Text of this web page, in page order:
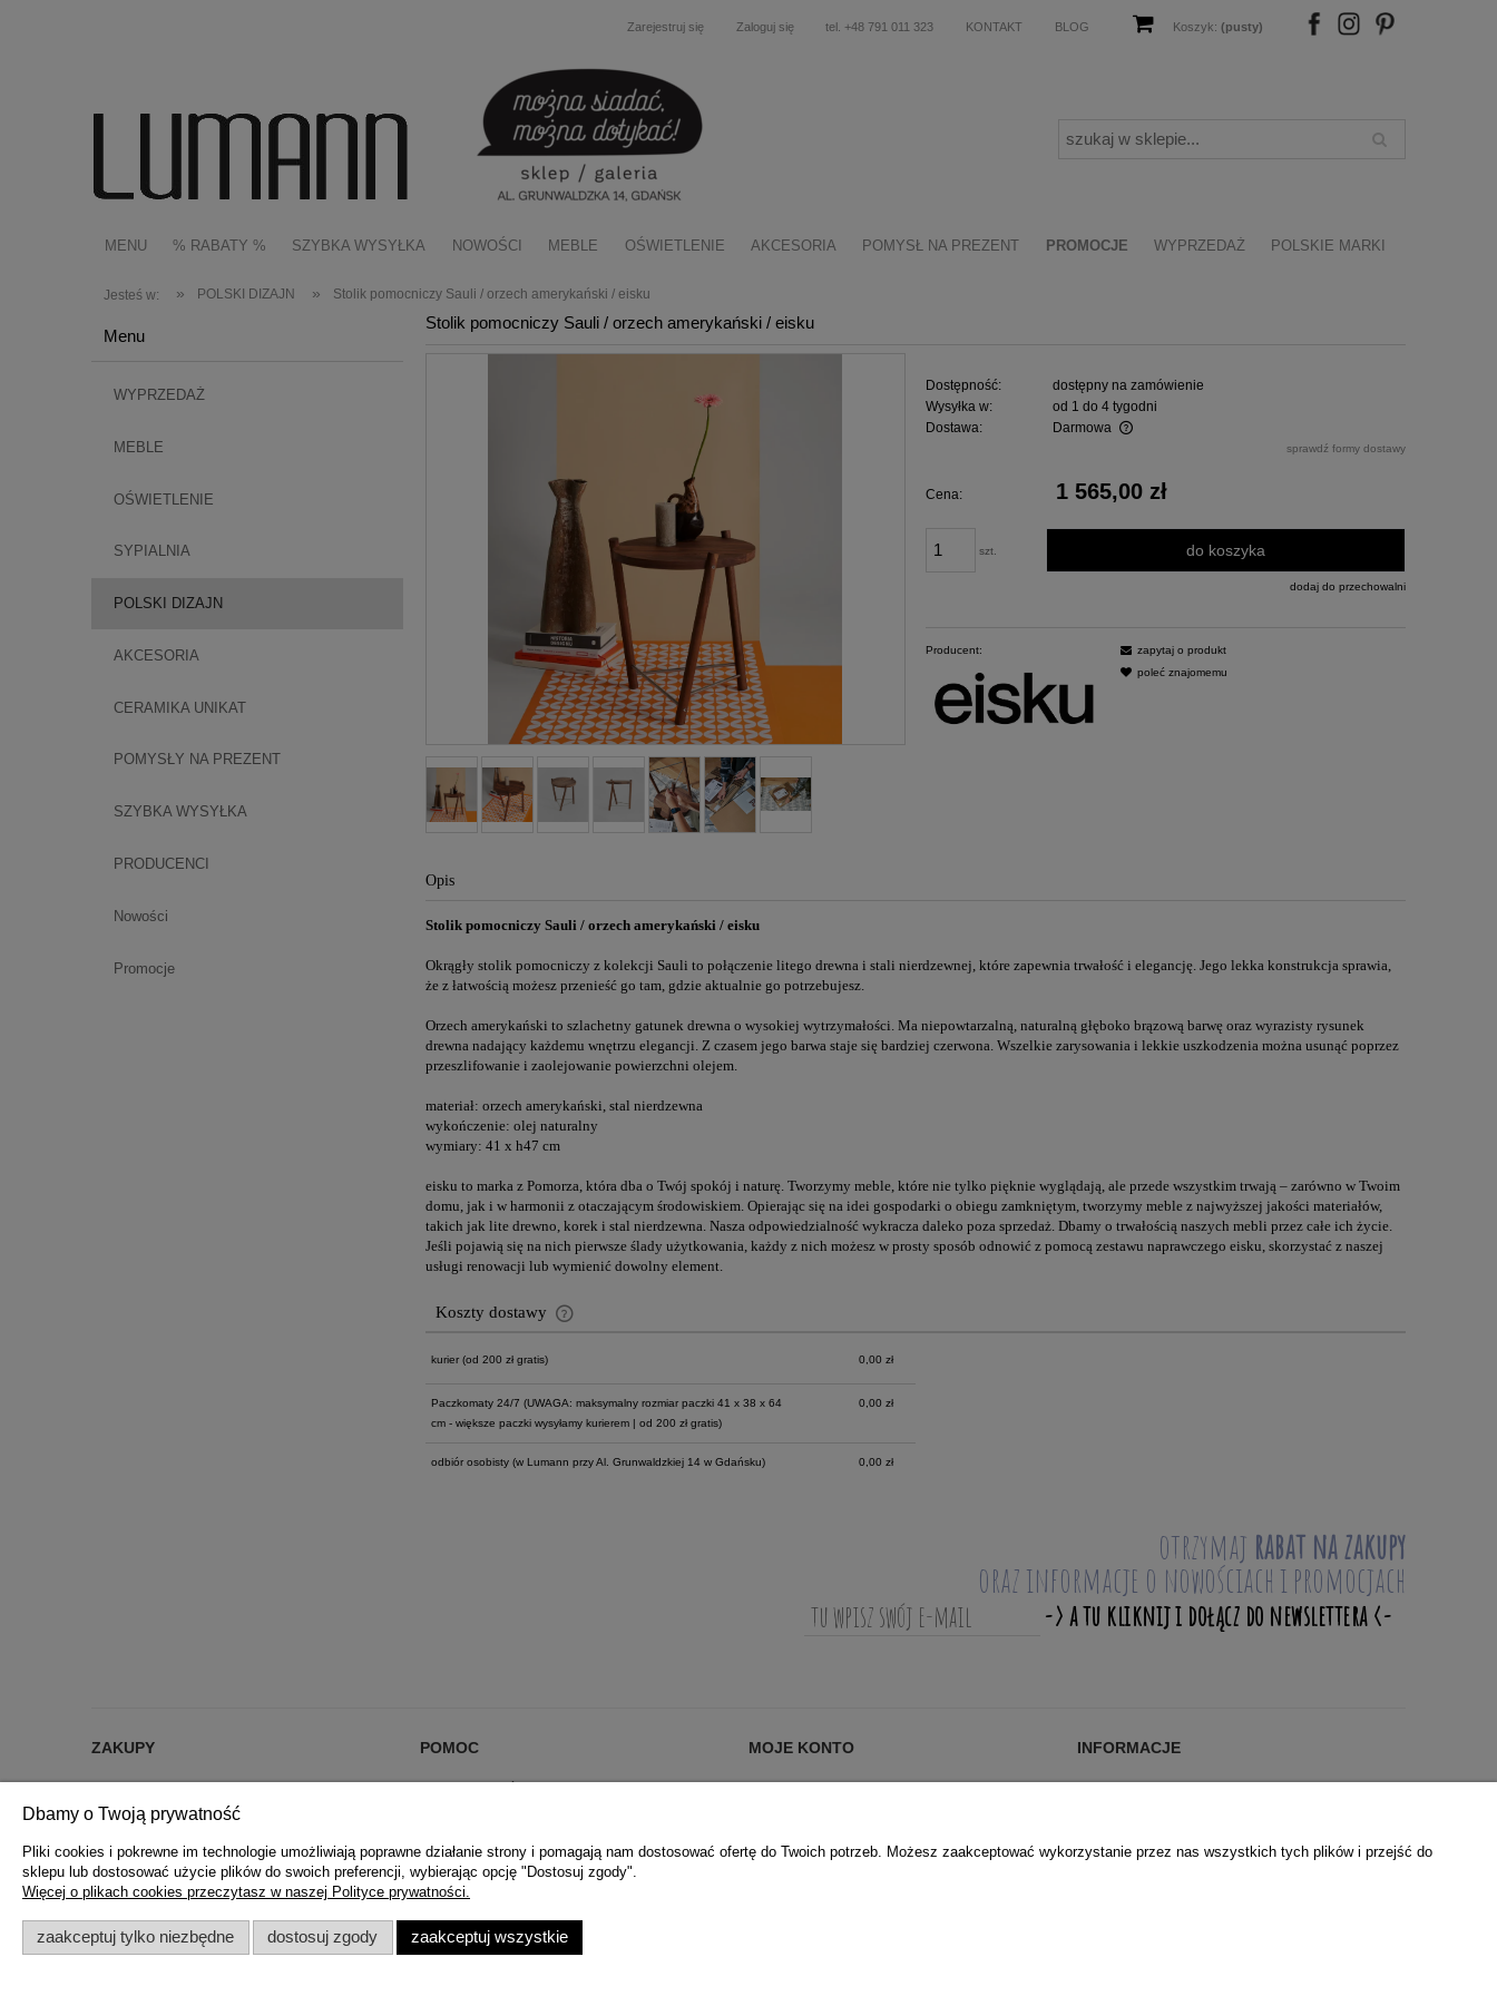
Zarejestruj się Zaloguj się tel. +48 791 011 323 KONTAKT BLOG Koszyk: (pusty) FB IN
MENU % RABATY % SZYBKA WYSYŁKA NOWOŚCI MEBLE OŚWIETLENIE AKCESORIA POMYSŁ NA PREZENT PROMOCJE WYPRZEDAŻ POLSKIE MARKI
Jesteś w: » POLSKI DIZAJN » Stolik pomocniczy Sauli / orzech amerykański / eisku
Menu
WYPRZEDAŻ
MEBLE
OŚWIETLENIE
SYPIALNIA
POLSKI DIZAJN
AKCESORIA
CERAMIKA UNIKAT
POMYSŁY NA PREZENT
SZYBKA WYSYŁKA
PRODUCENCI
Nowości
Promocje
Stolik pomocniczy Sauli / orzech amerykański / eisku
Dostępność:
dostępny na zamówienie
Wysyłka w:
od 1 do 4 tygodni
Dostawa:
Darmowa
sprawdź formy dostawy
Cena: 1 565,00 zł
szt. do koszyka
dodaj do przechowalni
Producent:
zapytaj o produkt
poleć znajomemu
Opis
Stolik pomocniczy Sauli / orzech amerykański / eisku
Okrągły stolik pomocniczy z kolekcji Sauli to połączenie litego drewna i stali nierdzewnej, które zapewnia trwałość i elegancję. Jego lekka konstrukcja sprawia,
że z łatwością możesz przenieść go tam, gdzie aktualnie go potrzebujesz.
Orzech amerykański to szlachetny gatunek drewna o wysokiej wytrzymałości. Ma niepowtarzalną, naturalną głęboko brązową barwę oraz wyrazisty rysunek
drewna nadający każdemu wnętrzu elegancji. Z czasem jego barwa staje się bardziej czerwona. Wszelkie zarysowania i lekkie uszkodzenia można usunąć poprzez
przeszlifowanie i zaolejowanie powierzchni olejem.
materiał: orzech amerykański, stal nierdzewna
wykończenie: olej naturalny
wymiary: 41 x h47 cm
eisku to marka z Pomorza, która dba o Twój spokój i naturę. Tworzymy meble, które nie tylko pięknie wyglądają, ale przede wszystkim trwają – zarówno w Twoim
domu, jak i w harmonii z otaczającym środowiskiem. Opierając się na idei gospodarki o obiegu zamkniętym, tworzymy meble z najwyższej jakości materiałów,
takich jak lite drewno, korek i stal nierdzewna. Nasza odpowiedzialność wykracza daleko poza sprzedaż. Dbamy o trwałością naszych mebli przez całe ich życie.
Jeśli pojawią się na nich pierwsze ślady użytkowania, każdy z nich możesz w prosty sposób odnowić z pomocą zestawu naprawczego eisku, skorzystać z naszej
usługi renowacji lub wymienić dowolny element.
Koszty dostawy
kurier (od 200 zł gratis) 0,00 zł
Paczkomaty 24/7 (UWAGA: maksymalny rozmiar paczki 41 x 38 x 64
cm - większe paczki wysyłamy kurierem | od 200 zł gratis)
0,00 zł
odbiór osobisty (w Lumann przy Al. Grunwaldzkiej 14 w Gdańsku) 0,00 zł
otrzymaj rabat na zakupy
oraz informacje o nowościach i promocjach
ZAKUPY
DARMOWA DOSTAWA OD 200 zł
FORMY PŁATNOŚCI
REKLAMACJE I ZWROTY
REGULAMIN ZAKUPÓW
POMOC
POLITYKA PRYWATNOŚCI
MOJE KONTO
PRZECHOWALNIA
INFORMACJE
O NAS
Dbamy o Twoją prywatność
Pliki cookies i pokrewne im technologie umożliwiają poprawne działanie strony i pomagają nam dostosować ofertę do Twoich potrzeb. Możesz zaakceptować wykorzystanie przez nas wszystkich tych plików i przejść do
sklepu lub dostosować użycie plików do swoich preferencji, wybierając opcję "Dostosuj zgody".
Więcej o plikach cookies przeczytasz w naszej Polityce prywatności.
zaakceptuj tylko niezbędne dostosuj zgody zaakceptuj wszystkie